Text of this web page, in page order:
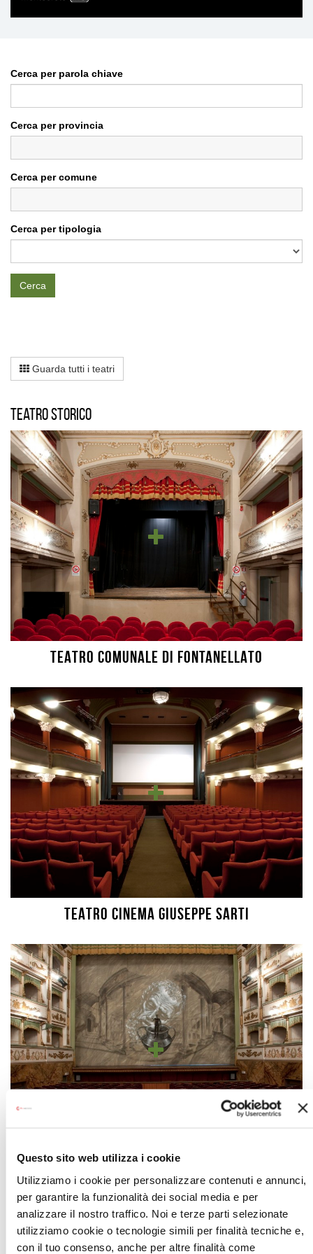
Questo sito web utilizza i cookie
Utilizziamo i cookie per personalizzare contenuti e annunci,
per garantire la funzionalità dei social media e per
analizzare il nostro traffico. Noi e terze parti selezionate
utilizziamo cookie o tecnologie simili per finalità tecniche e,
con il tuo consenso, anche per altre finalità come
Cerca per parola chiave
Cerca per provincia
Cerca per comune
Cerca per tipologia
Cerca
Guarda tutti i teatri
Teatro storico
TEATRO COMUNALE DI FONTANELLATO
TEATRO CINEMA GIUSEPPE SARTI